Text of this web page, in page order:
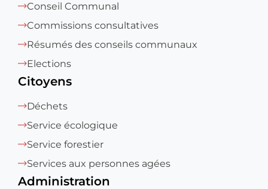
Conseil Communal
Commissions consultatives
Résumés des conseils communaux
Elections
Citoyens
Déchets
Service écologique
Service forestier
Services aux personnes agées
Administration